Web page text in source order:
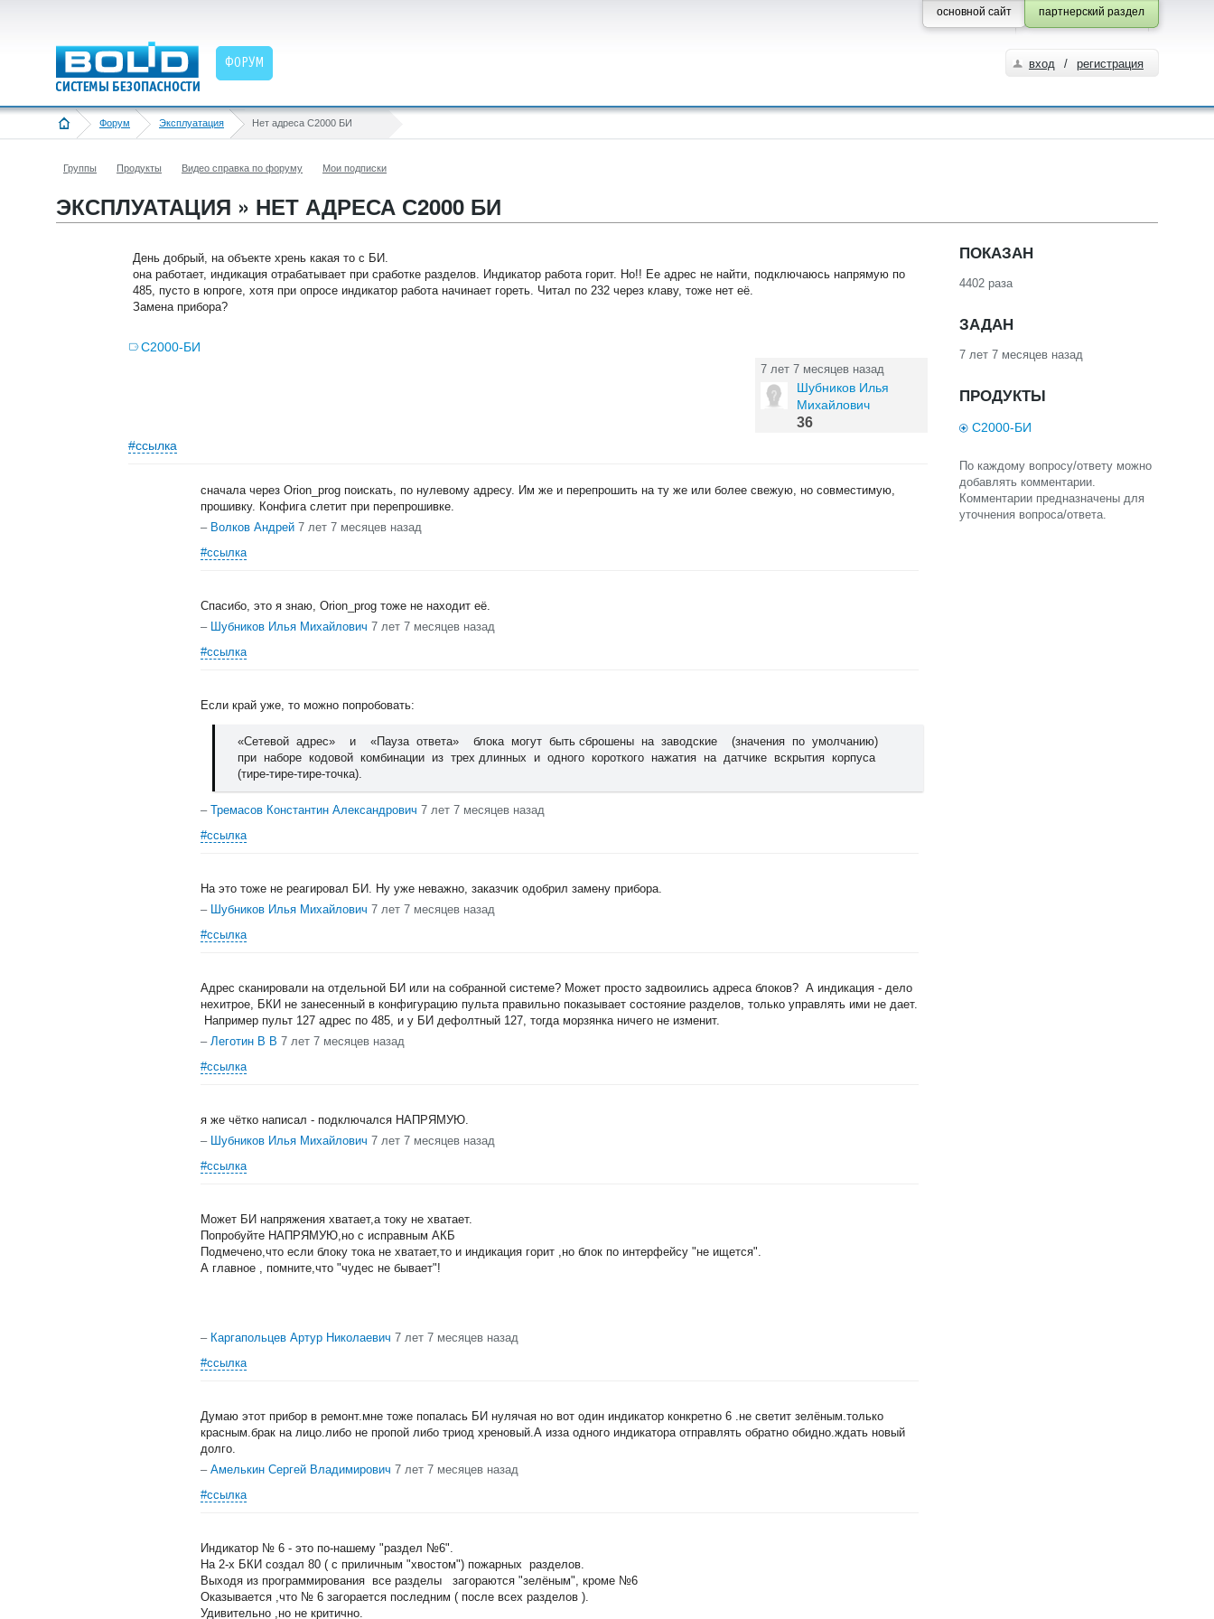
партнерский раздел
основной сайт
ФОРУМ вход / регистрация
Форум Эксплуатация Нет адреса С2000 БИ
Группы Продукты Видео справка по форуму Мои подписки
ЭКСПЛУАТАЦИЯ » НЕТ АДРЕСА С2000 БИ
День добрый, на объекте хрень какая то с БИ.
она работает, индикация отрабатывает при сработке разделов. Индикатор работа горит. Но!! Ее адрес не найти, подключаюсь напрямую по
485, пусто в юпроге, хотя при опросе индикатор работа начинает гореть. Читал по 232 через клаву, тоже нет её.
Замена прибора?
С2000-БИ
7 лет 7 месяцев назад
Шубников Илья
Михайлович
36
#ссылка
сначала через Orion_prog поискать, по нулевому адресу. Им же и перепрошить на ту же или более свежую, но совместимую,
прошивку. Конфига слетит при перепрошивке.
– Волков Андрей 7 лет 7 месяцев назад
#ссылка
Спасибо, это я знаю, Orion_prog тоже не находит её.
– Шубников Илья Михайлович 7 лет 7 месяцев назад
#ссылка
Если край уже, то можно попробовать:
«Сетевой адрес» и «Пауза ответа» блока могут быть сброшены на заводские (значения по умолчанию)
при наборе кодовой комбинации из трех длинных и одного короткого нажатия на датчике вскрытия корпуса
(тире-тире-тире-точка).
– Тремасов Константин Александрович 7 лет 7 месяцев назад
#ссылка
На это тоже не реагировал БИ. Ну уже неважно, заказчик одобрил замену прибора.
– Шубников Илья Михайлович 7 лет 7 месяцев назад
#ссылка
Адрес сканировали на отдельной БИ или на собранной системе? Может просто задвоились адреса блоков? А индикация - дело
нехитрое, БКИ не занесенный в конфигурацию пульта правильно показывает состояние разделов, только управлять ими не дает.
Например пульт 127 адрес по 485, и у БИ дефолтный 127, тогда морзянка ничего не изменит.
– Леготин В В 7 лет 7 месяцев назад
#ссылка
я же чётко написал - подключался НАПРЯМУЮ.
– Шубников Илья Михайлович 7 лет 7 месяцев назад
#ссылка
Может БИ напряжения хватает,а току не хватает.
Попробуйте НАПРЯМУЮ,но с исправным АКБ
Подмечено,что если блоку тока не хватает,то и индикация горит ,но блок по интерфейсу "не ищется".
А главное , помните,что "чудес не бывает"!
– Каргапольцев Артур Николаевич 7 лет 7 месяцев назад
#ссылка
Думаю этот прибор в ремонт.мне тоже попалась БИ нулячая но вот один индикатор конкретно 6 .не светит зелёным.только
красным.брак на лицо.либо не пропой либо триод хреновый.А изза одного индикатора отправлять обратно обидно.ждать новый
долго.
– Амелькин Сергей Владимирович 7 лет 7 месяцев назад
#ссылка
Индикатор № 6 - это по-нашему "раздел №6".
На 2-х БКИ создал 80 ( с приличным "хвостом") пожарных разделов.
Выходя из программирования все разделы загораются "зелёным", кроме №6
Оказывается ,что № 6 загорается последним ( после всех разделов ).
Удивительно ,но не критично.
ПОКАЗАН
4402 раза
ЗАДАН
7 лет 7 месяцев назад
ПРОДУКТЫ
С2000-БИ
По каждому вопросу/ответу можно
добавлять комментарии.
Комментарии предназначены для
уточнения вопроса/ответа.